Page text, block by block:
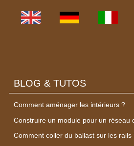
BLOG & TUTOS
Comment aménager les intérieurs ?
Construire un module pour un réseau
Comment coller du ballast sur les rails